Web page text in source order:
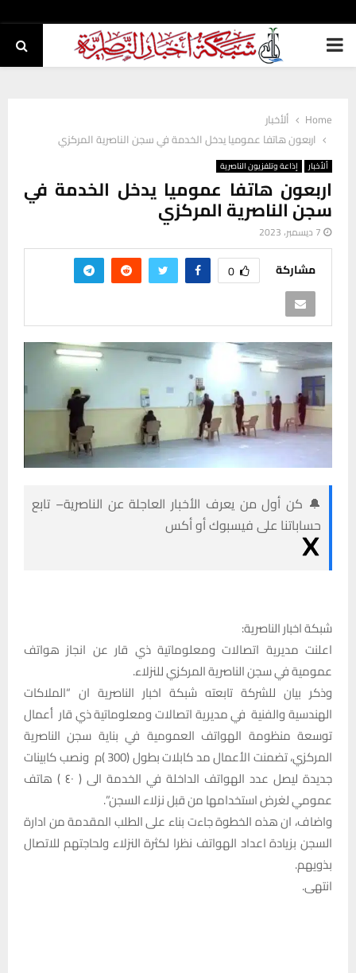
PRIMARY
Home
ألأخبار
اربعون هاتفا عموميا يدخل الخدمة في سجن الناصرية المركزي
ألأخبار إذاعة وتلفزيون الناصرية
اربعون هاتفا عموميا يدخل الخدمة في
سجن الناصرية المركزي
7 ديسمبر، 2023
مشاركة 0
🔔 كن أول من يعرف الأخبار العاجلة عن الناصرية– تابع
حساباتنا على فيسبوك أو أكس
شبكة اخبار الناصرية:
اعلنت مديرية اتصالات ومعلوماتية ذي قار عن انجاز هواتف
عمومية في سجن الناصرية المركزي للنزلاء.
وذكر بيان للشركة تابعته شبكة اخبار الناصرية ان “الملاكات
الهندسية والفنية في مديرية اتصالات ومعلوماتية ذي قار أعمال
توسعة منظومة الهواتف العمومية في بناية سجن الناصرية
المركزي، تضمنت الأعمال مد كابلات بطول (300 )م ونصب كابينات
جديدة ليصل عدد الهواتف الداخلة في الخدمة الى ( ٤٠ ) هاتف
عمومي لغرض استخدامها من قبل نزلاء السجن”.
واضاف، ان هذه الخطوة جاءت بناء على الطلب المقدمة من ادارة
السجن بزيادة اعداد الهواتف نظرا لكثرة النزلاء ولحاجتهم للاتصال
بذويهم.
انتهى.